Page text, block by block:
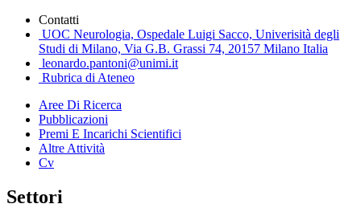
Contatti
UOC Neurologia, Ospedale Luigi Sacco, Univerisità degli
Studi di Milano, Via G.B. Grassi 74, 20157 Milano Italia
leonardo.pantoni@unimi.it
Rubrica di Ateneo
Aree Di Ricerca
Pubblicazioni
Premi E Incarichi Scientifici
Altre Attività
Cv
Settori